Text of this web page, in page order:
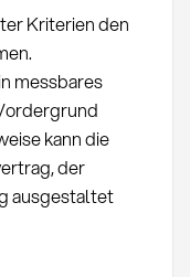
Kriterien den
messbares
kann die
der
ausgestaltet